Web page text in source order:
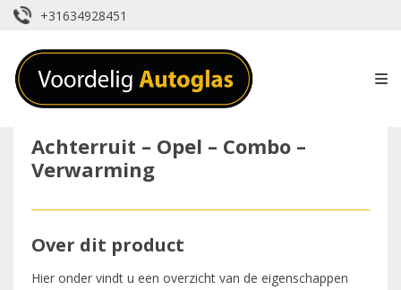
+31634928451
Achterruit – Opel – Combo –
Verwarming
Over dit product
Hier onder vindt u een overzicht van de eigenschappen